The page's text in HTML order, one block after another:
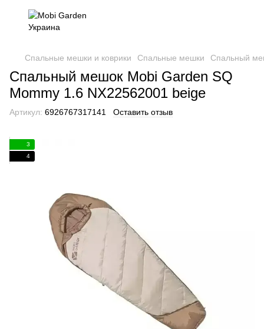
Спальные мешки и коврики Спальные мешки Спальный
Спальный мешок Mobi Garden SQ
Mommy 1.6 NX22562001 beige
Артикул: 6926767317141 Оставить отзыв
3
4